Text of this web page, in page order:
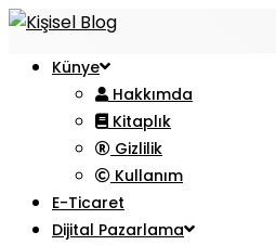
Künye
Hakkımda
Kitaplık
Gizlilik
Kullanım
E-Ticaret
Dijital Pazarlama